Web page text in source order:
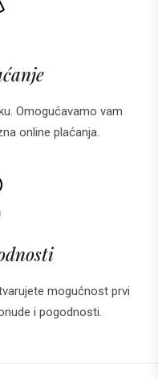
Omogućavamo vam
online plaćanja.
mogućnost prvi
i pogodnosti.